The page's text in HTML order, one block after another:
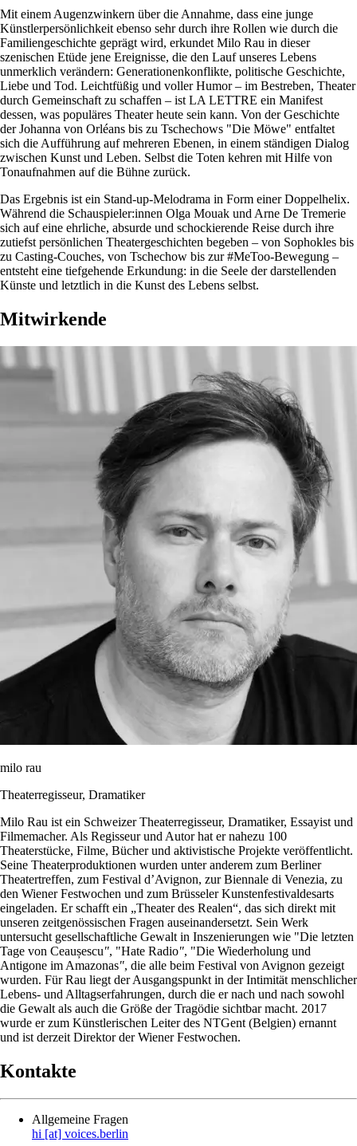
Mit einem Augenzwinkern über die Annahme, dass eine junge
Künstlerpersönlichkeit ebenso sehr durch ihre Rollen wie durch die
Familiengeschichte geprägt wird, erkundet Milo Rau in dieser
szenischen Etüde jene Ereignisse, die den Lauf unseres Lebens
unmerklich verändern: Generationenkonflikte, politische Geschichte,
Liebe und Tod. Leichtfüßig und voller Humor – im Bestreben, Theater
durch Gemeinschaft zu schaffen – ist LA LETTRE ein Manifest
dessen, was populäres Theater heute sein kann. Von der Geschichte
der Johanna von Orléans bis zu Tschechows "Die Möwe" entfaltet
sich die Aufführung auf mehreren Ebenen, in einem ständigen Dialog
zwischen Kunst und Leben. Selbst die Toten kehren mit Hilfe von
Tonaufnahmen auf die Bühne zurück.
Das Ergebnis ist ein Stand-up-Melodrama in Form einer Doppelhelix.
Während die Schauspieler:innen Olga Mouak und Arne De Tremerie
sich auf eine ehrliche, absurde und schockierende Reise durch ihre
zutiefst persönlichen Theatergeschichten begeben – von Sophokles bis
zu Casting-Couches, von Tschechow bis zur #MeToo-Bewegung –
entsteht eine tiefgehende Erkundung: in die Seele der darstellenden
Künste und letztlich in die Kunst des Lebens selbst.
Mitwirkende
milo rau
Theaterregisseur, Dramatiker
Milo Rau ist ein Schweizer Theaterregisseur, Dramatiker, Essayist und
Filmemacher. Als Regisseur und Autor hat er nahezu 100
Theaterstücke, Filme, Bücher und aktivistische Projekte veröffentlicht.
Seine Theaterproduktionen wurden unter anderem zum Berliner
Theatertreffen, zum Festival d’Avignon, zur Biennale di Venezia, zu
den Wiener Festwochen und zum Brüsseler Kunstenfestivaldesarts
eingeladen. Er schafft ein „Theater des Realen“, das sich direkt mit
unseren zeitgenössischen Fragen auseinandersetzt. Sein Werk
untersucht gesellschaftliche Gewalt in Inszenierungen wie "Die letzten
Tage von Ceaușescu", "Hate Radio", "Die Wiederholung und
Antigone im Amazonas", die alle beim Festival von Avignon gezeigt
wurden. Für Rau liegt der Ausgangspunkt in der Intimität menschlicher
Lebens- und Alltagserfahrungen, durch die er nach und nach sowohl
die Gewalt als auch die Größe der Tragödie sichtbar macht. 2017
wurde er zum Künstlerischen Leiter des NTGent (Belgien) ernannt
und ist derzeit Direktor der Wiener Festwochen.
Kontakte
Allgemeine Fragen
hi [at] voices.berlin